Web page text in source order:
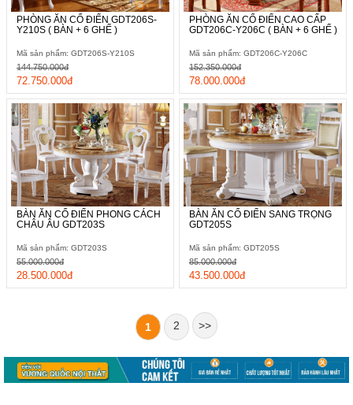
PHÒNG ĂN CỔ ĐIỂN GDT206S-
Y210S ( BÀN + 6 GHẾ )
Mã sản phẩm: GDT206S-Y210S
72.750.000đ
144.750.000đ
PHÒNG ĂN CỔ ĐIỂN CAO CẤP
GDT206C-Y206C ( BÀN + 6 GHẾ )
Mã sản phẩm: GDT206C-Y206C
78.000.000đ
152.350.000đ
BÀN ĂN CỔ ĐIỂN PHONG CÁCH
CHÂU ÂU GDT203S
Mã sản phẩm: GDT203S
28.500.000đ
55.000.000đ
BÀN ĂN CỔ ĐIỂN SANG TRỌNG
GDT205S
Mã sản phẩm: GDT205S
43.500.000đ
85.000.000đ
1 2 >>